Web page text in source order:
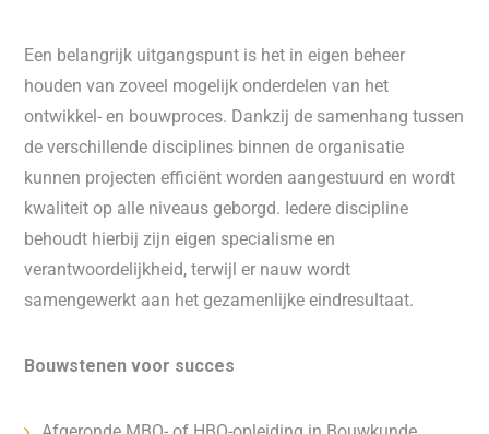
Een belangrijk uitgangspunt is het in eigen beheer
houden van zoveel mogelijk onderdelen van het
ontwikkel- en bouwproces. Dankzij de samenhang tussen
de verschillende disciplines binnen de organisatie
kunnen projecten efficiënt worden aangestuurd en wordt
kwaliteit op alle niveaus geborgd. Iedere discipline
behoudt hierbij zijn eigen specialisme en
verantwoordelijkheid, terwijl er nauw wordt
samengewerkt aan het gezamenlijke eindresultaat.
Bouwstenen voor succes